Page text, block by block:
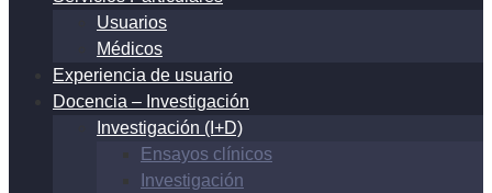
Usuarios
Médicos
Experiencia de usuario
Docencia – Investigación
Investigación (I+D)
Ensayos clínicos
Investigación